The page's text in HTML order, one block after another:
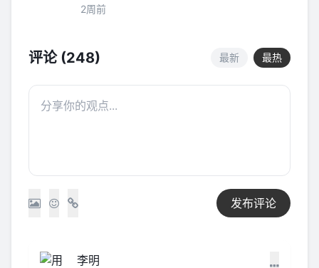
适。
2周前
评论 (248) 最新 最热
发布评论
李明